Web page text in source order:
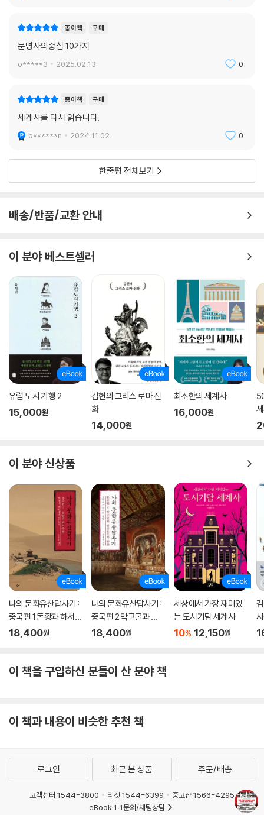
종이책 구매
문명사의중심 10가지
o*****3 2025.02.13. 0
종이책 구매
세계사를 다시 읽습니다.
b******n 2024.11.02. 0
한줄평 전체보기
배송/반품/교환 안내
이 분야 베스트셀러
유럽 도시 기행 2
15,000원
김헌의 그리스 로마 신
화
14,000원
최소한의 세계사
16,000원
이 분야 신상품
나의 문화유산답사기 :
중국편 1 돈황과 하서주
랑
18,400원
나의 문화유산답사기 :
중국편 2 막고굴과 실
크로드의 관문
18,400원
세상에서 가장 재미있
는 도시기담 세계사
10% 12,150원
이 책을 구입하신 분들이 산 분야 책
이 책과 내용이 비슷한 추천 책
로그인 최근 본 상품 주문/배송
고객센터 1544-3800 티켓 1544-6399
중고샵 1566-4295
eBook 1:1문의/채팅상담